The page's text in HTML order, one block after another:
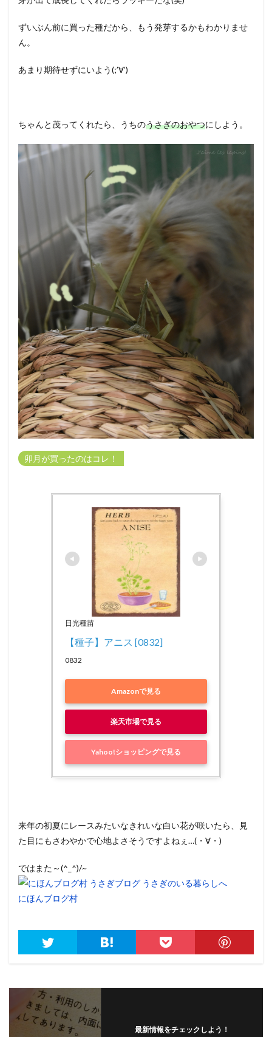
ずいぶん前に買った種だから、もう発芽するかもわかりませ
ん。
あまり期待せずにいよう(;’∀’)
ちゃんと茂ってくれたら、うちのうさぎのおやつにしよう。
卯月が買ったのはコレ！
日光種苗
【種子】アニス [0832]
0832
Amazonで見る
楽天市場で見る
Yahoo!ショッピングで見る
来年の初夏にレースみたいなきれいな白い花が咲いたら、見
た目にもさわやかで心地よさそうですよねぇ…(・∀・)
ではまた～(^_^)/~
にほんブログ村
最新情報をチェックしよう！